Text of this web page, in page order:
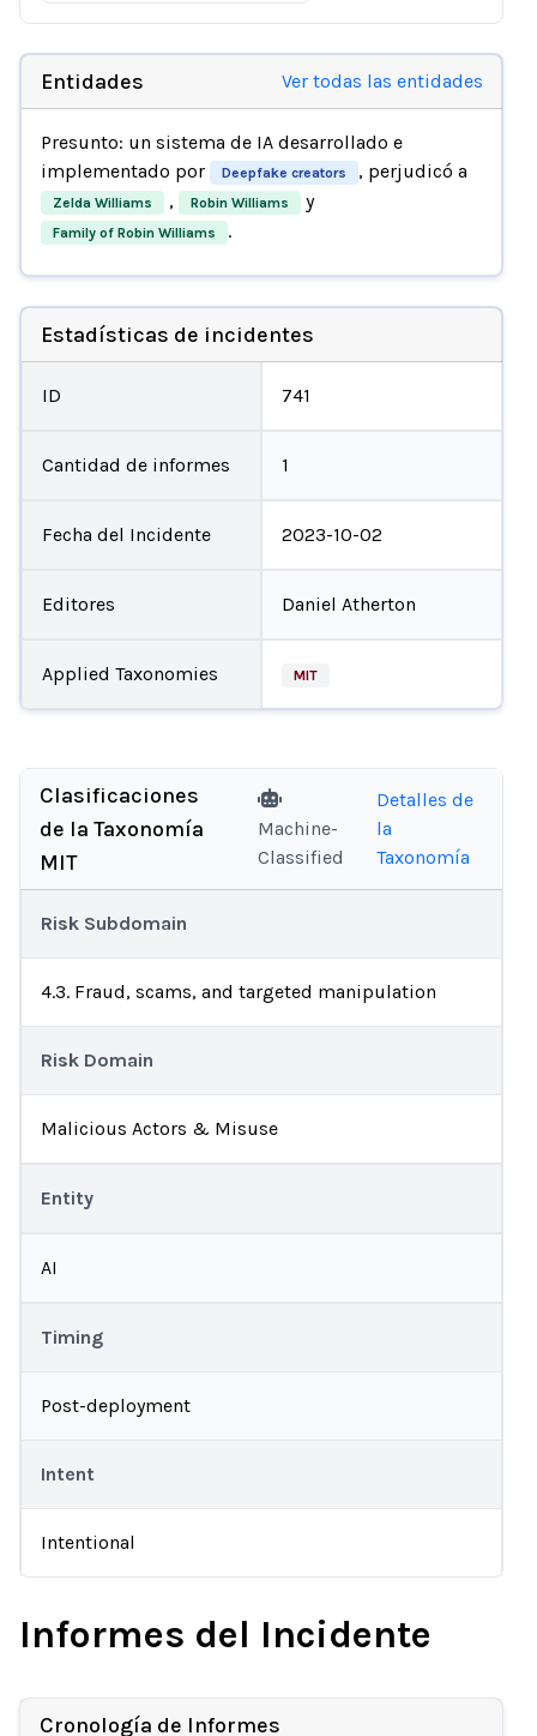
Entidades Ver todas las entidades
Presunto: un sistema de IA desarrollado e
implementado por
Deepfake creators , perjudicó a
Zelda Williams , Robin Williams y
Family of Robin Williams .
Estadísticas de incidentes
ID 741
Cantidad de informes 1
Fecha del Incidente 2023-10-02
Editores Daniel Atherton
Applied Taxonomies MIT
Clasificaciones
de la Taxonomía
MIT
Machine-
Classified
Detalles de
la
Taxonomía
Risk Subdomain
4.3. Fraud, scams, and targeted manipulation
Risk Domain
Malicious Actors & Misuse
Entity
AI
Timing
Post-deployment
Intent
Intentional
Informes del Incidente
Cronología de Informes